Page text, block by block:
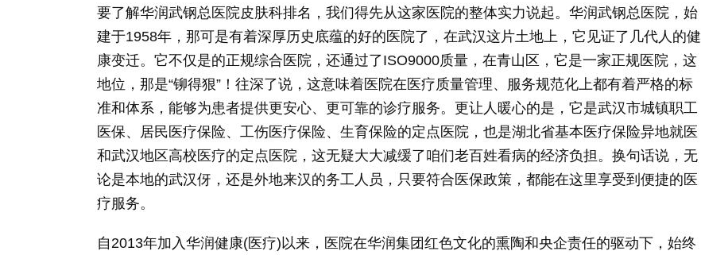
要了解华润武钢总医院皮肤科排名，我们得先从这家医院的整体实力说起。华润武钢总医院，始
建于1958年，那可是有着深厚历史底蕴的好的医院了，在武汉这片土地上，它见证了几代人的健
康变迁。它不仅是的正规综合医院，还通过了ISO9000质量，在青山区，它是一家正规医院，这
地位，那是“铆得狠”！往深了说，这意味着医院在医疗质量管理、服务规范化上都有着严格的标
准和体系，能够为患者提供更安心、更可靠的诊疗服务。更让人暖心的是，它是武汉市城镇职工
医保、居民医疗保险、工伤医疗保险、生育保险的定点医院，也是湖北省基本医疗保险异地就医
和武汉地区高校医疗的定点医院，这无疑大大减缓了咱们老百姓看病的经济负担。换句话说，无
论是本地的武汉伢，还是外地来汉的务工人员，只要符合医保政策，都能在这里享受到便捷的医
疗服务。
自2013年加入华润健康(医疗)以来，医院在华润集团红色文化的熏陶和央企责任的驱动下，始终